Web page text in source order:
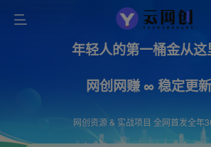
年轻人的第一桶金从这
网创网赚 ∞ 稳定更新
网创资源 & 实战项目 全网首发全年